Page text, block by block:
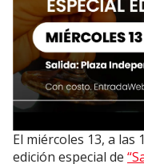
El miércoles 13, a
edición especial de